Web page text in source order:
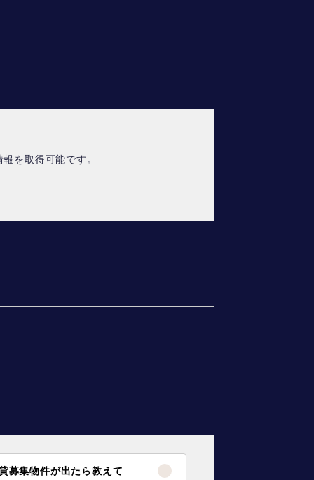
を取得可能です。
募集物件が出たら教えて